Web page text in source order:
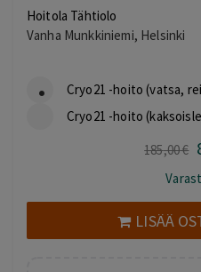
Hoitola Tähtiolo
Vanha Munkkiniemi, Helsinki
Cryo21 -hoito (vatsa,
Cryo21 -hoito
185,00€
LISÄÄ